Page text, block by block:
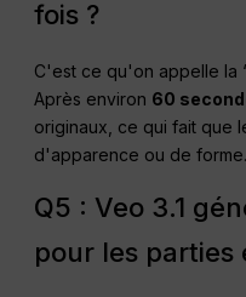
fois ?
C'est ce qu'on appelle la
Après environ 60
originaux, ce qui fait que
d'apparence ou de forme.
Q5 : Veo 3.1
pour les parties